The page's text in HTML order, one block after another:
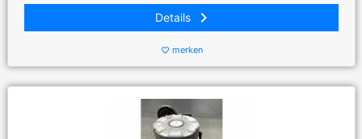
Details keyboard_arrow_right
favorite_border merken